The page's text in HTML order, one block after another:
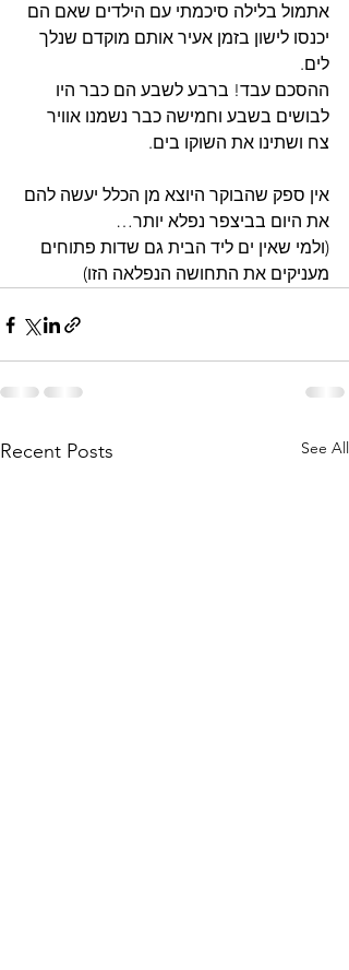
אתמול בלילה סיכמתי עם הילדים שאם הם
יכנסו לישון בזמן אעיר אותם מוקדם שנלך
לים.
ההסכם עבד! ברבע לשבע הם כבר היו
לבושים בשבע וחמישה כבר נשמנו אוויר
צח ושתינו את השוקו בים.
אין ספק שהבוקר היוצא מן הכלל יעשה להם
את היום בביצפר נפלא יותר…
(ולמי שאין ים ליד הבית גם שדות פתוחים
מעניקים את התחושה הנפלאה הזו)
Recent Posts See All